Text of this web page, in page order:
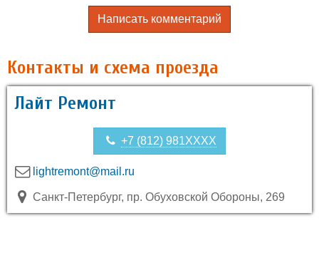
Написать комментарий
Контакты и схема проезда
Лайт Ремонт
+7 (812) 981XXXX
lightremont@mail.ru
Санкт-Петербург, пр. Обуховской Обороны, 269